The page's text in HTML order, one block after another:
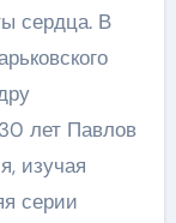
сердца. В
лет Павлов
изучая
серии